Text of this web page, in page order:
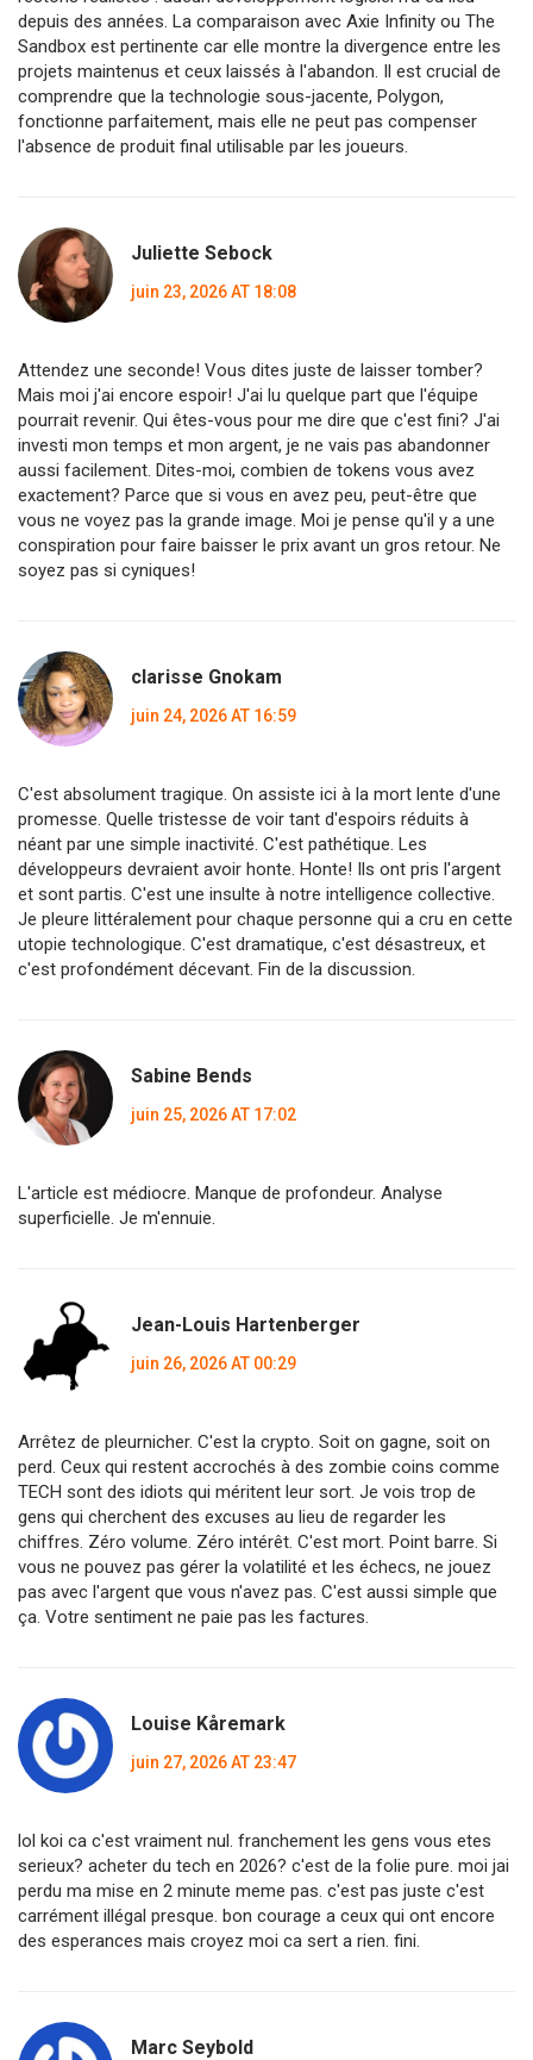
depuis des années. La comparaison avec Axie Infinity ou The
Sandbox est pertinente car elle montre la divergence entre les
projets maintenus et ceux laissés à l'abandon. Il est crucial de
comprendre que la technologie sous-jacente, Polygon,
fonctionne parfaitement, mais elle ne peut pas compenser
l'absence de produit final utilisable par les joueurs.
Juliette Sebock
juin 23, 2026 AT 18:08
Attendez une seconde! Vous dites juste de laisser tomber?
Mais moi j'ai encore espoir! J'ai lu quelque part que l'équipe
pourrait revenir. Qui êtes-vous pour me dire que c'est fini? J'ai
investi mon temps et mon argent, je ne vais pas abandonner
aussi facilement. Dites-moi, combien de tokens vous avez
exactement? Parce que si vous en avez peu, peut-être que
vous ne voyez pas la grande image. Moi je pense qu'il y a une
conspiration pour faire baisser le prix avant un gros retour. Ne
soyez pas si cyniques!
clarisse Gnokam
juin 24, 2026 AT 16:59
C'est absolument tragique. On assiste ici à la mort lente d'une
promesse. Quelle tristesse de voir tant d'espoirs réduits à
néant par une simple inactivité. C'est pathétique. Les
développeurs devraient avoir honte. Honte! Ils ont pris l'argent
et sont partis. C'est une insulte à notre intelligence collective.
Je pleure littéralement pour chaque personne qui a cru en cette
utopie technologique. C'est dramatique, c'est désastreux, et
c'est profondément décevant. Fin de la discussion.
Sabine Bends
juin 25, 2026 AT 17:02
L'article est médiocre. Manque de profondeur. Analyse
superficielle. Je m'ennuie.
Jean-Louis Hartenberger
juin 26, 2026 AT 00:29
Arrêtez de pleurnicher. C'est la crypto. Soit on gagne, soit on
perd. Ceux qui restent accrochés à des zombie coins comme
TECH sont des idiots qui méritent leur sort. Je vois trop de
gens qui cherchent des excuses au lieu de regarder les
chiffres. Zéro volume. Zéro intérêt. C'est mort. Point barre. Si
vous ne pouvez pas gérer la volatilité et les échecs, ne jouez
pas avec l'argent que vous n'avez pas. C'est aussi simple que
ça. Votre sentiment ne paie pas les factures.
Louise Kåremark
juin 27, 2026 AT 23:47
lol koi ca c'est vraiment nul. franchement les gens vous etes
serieux? acheter du tech en 2026? c'est de la folie pure. moi jai
perdu ma mise en 2 minute meme pas. c'est pas juste c'est
carrément illégal presque. bon courage a ceux qui ont encore
des esperances mais croyez moi ca sert a rien. fini.
Marc Seybold